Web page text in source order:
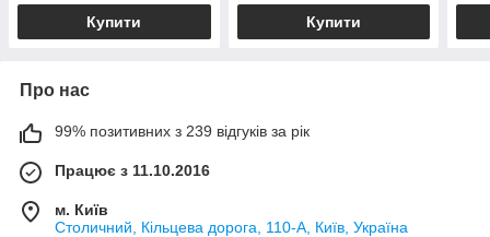
Купити Купити
Про нас
99% позитивних з 239 відгуків за рік
Працює з 11.10.2016
м. Київ
Столичний, Кільцева дорога, 110-А, Київ, Україна